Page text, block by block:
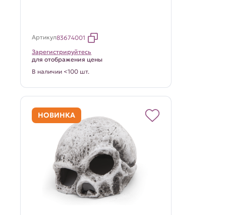
Артикул83674001
Зарегистрируйтесь
для отображения цены
В наличии <100 шт.
НОВИНКА